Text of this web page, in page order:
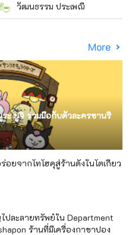
วัฒนธรรม ประเพณี
More
ะ ยูจิ ร่วมมือกับตัวละครซานริ
อยจากโทโฮคุสู่ร้านดังในโตเกียว
ปละลายทรัพย์ใน Department
ร้านที่มีเครื่องกาชาปอง